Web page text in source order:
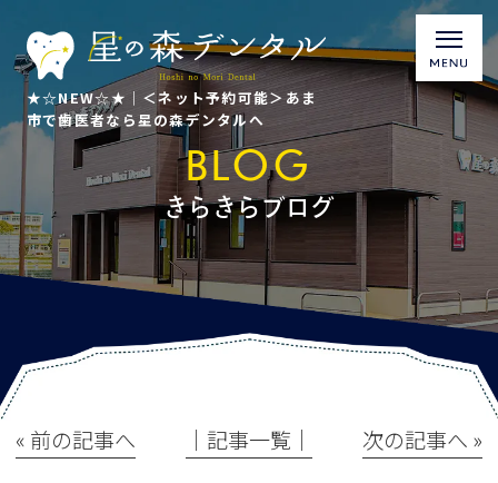
★☆NEW☆★｜＜ネット予約可能＞あま
市で歯医者なら星の森デンタルへ
BLOG
きらきらブログ
« 前の記事へ │記事一覧│ 次の記事へ »